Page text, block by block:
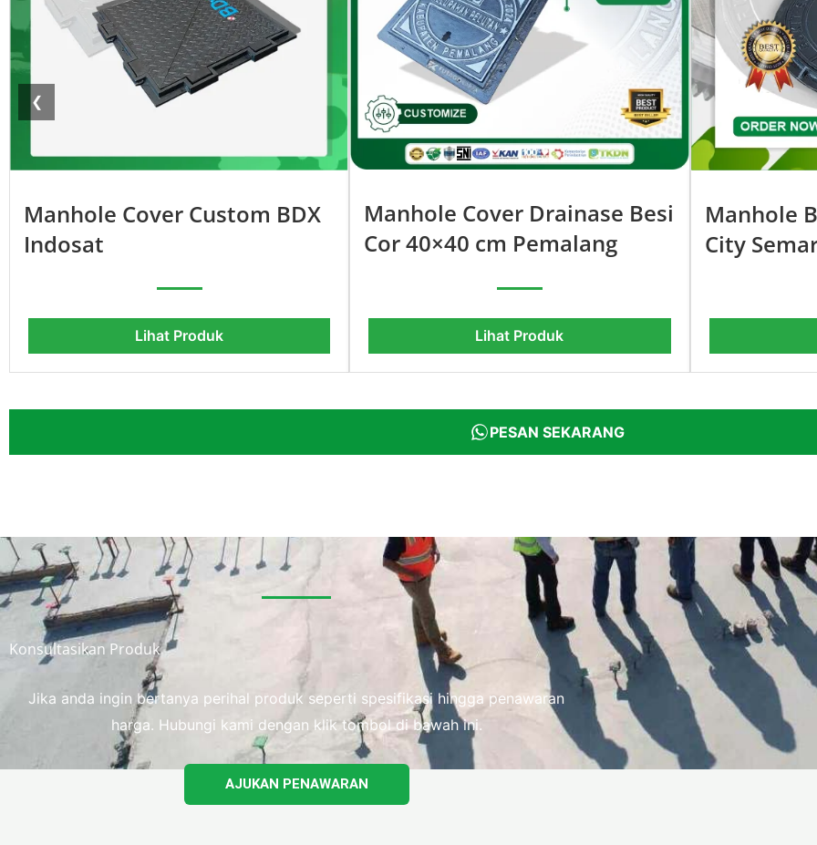
❮
Manhole Cover Custom BDX
Indosat
Lihat Produk
Manhole Cover Drainase Besi
Cor 40×40 cm Pemalang
Lihat Produk
Manhole
City
PESAN SEKARANG
Konsultasikan Produk
Jika anda ingin bertanya perihal produk seperti spesifikasi hingga penawaran
harga. Hubungi kami dengan klik tombol di bawah ini.
AJUKAN PENAWARAN